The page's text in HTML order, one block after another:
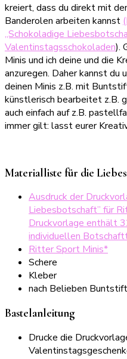
kreiert, dass du direkt mit
Banderolen arbeiten kannst
„Schokoladige
Valentinstagsschokoladen).
Minis und ich deine und die
anzuregen. Daher kannst
deinen Minis z.B. mit
künstlerisch bearbeitet z.B.
auch einfach auf z.B.
immer gilt: lasst eurer
Materialliste für die
Ausdruck der
Liebesbotschaft” für
Druckvorlage enthält
individuellen
Ritter Sport Minis*
Schere
Kleber
nach Belieben
Bastelanleitung
Drucke die